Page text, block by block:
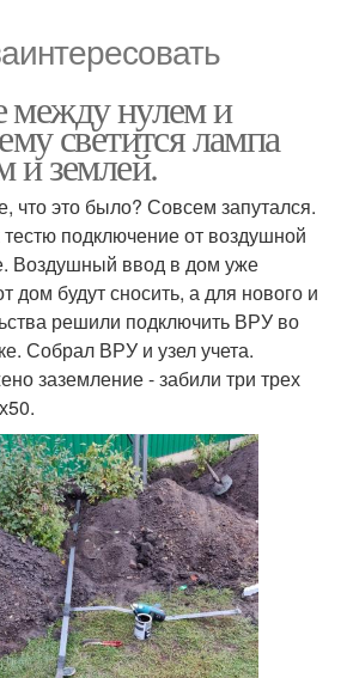
между нулем и
светится лампа
и землей.
что это было? Совсем запутался.
подключение от воздушной
Воздушный ввод в дом уже
дом будут сносить, а для нового и
решили подключить ВРУ во
Собрал ВРУ и узел учета.
заземление - забили три трех